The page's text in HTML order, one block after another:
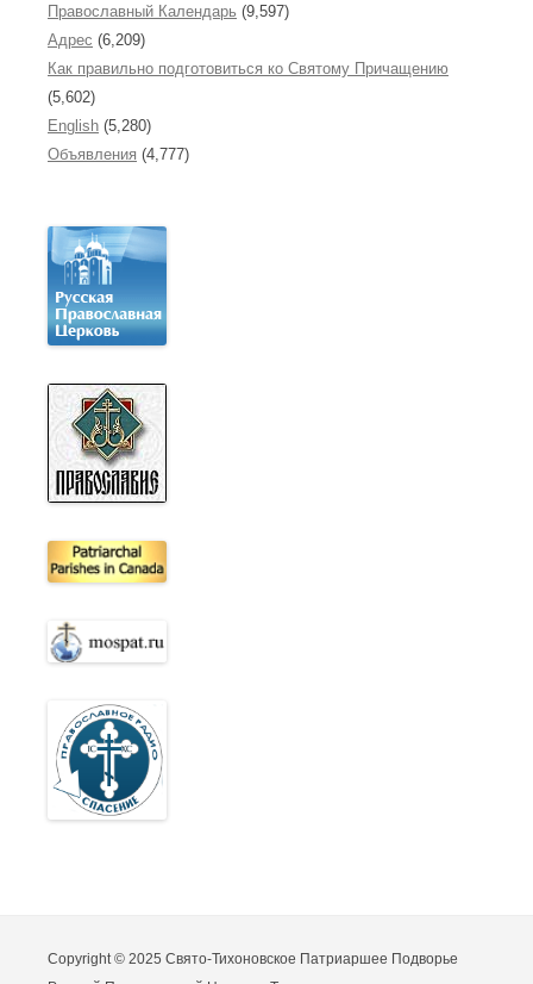
Православный Календарь (9,597)
Адрес (6,209)
Как правильно подготовиться ко Святому Причащению
(5,602)
English (5,280)
Объявления (4,777)
Copyright © 2025 Свято-Тихоновское Патриаршее Подворье